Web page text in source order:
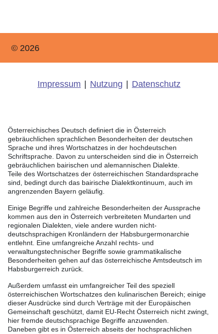
© 2026
Impressum Nutzung Datenschutz
Österreichisches Deutsch definiert die in Österreich
gebräuchlichen sprachlichen Besonderheiten der deutschen
Sprache und ihres Wortschatzes in der hochdeutschen
Schriftsprache. Davon zu unterscheiden sind die in Österreich
gebräuchlichen bairischen und alemannischen Dialekte.
Teile des Wortschatzes der österreichischen Standardsprache
sind, bedingt durch das bairische Dialektkontinuum, auch im
angrenzenden Bayern geläufig.
Einige Begriffe und zahlreiche Besonderheiten der Aussprache
kommen aus den in Österreich verbreiteten Mundarten und
regionalen Dialekten, viele andere wurden nicht-
deutschsprachigen Kronländern der Habsburgermonarchie
entlehnt. Eine umfangreiche Anzahl rechts- und
verwaltungstechnischer Begriffe sowie grammatikalische
Besonderheiten gehen auf das österreichische Amtsdeutsch im
Habsburgerreich zurück.
Außerdem umfasst ein umfangreicher Teil des speziell
österreichischen Wortschatzes den kulinarischen Bereich; einige
dieser Ausdrücke sind durch Verträge mit der Europäischen
Gemeinschaft geschützt, damit EU-Recht Österreich nicht zwingt,
hier fremde deutschsprachige Begriffe anzuwenden.
Daneben gibt es in Österreich abseits der hochsprachlichen